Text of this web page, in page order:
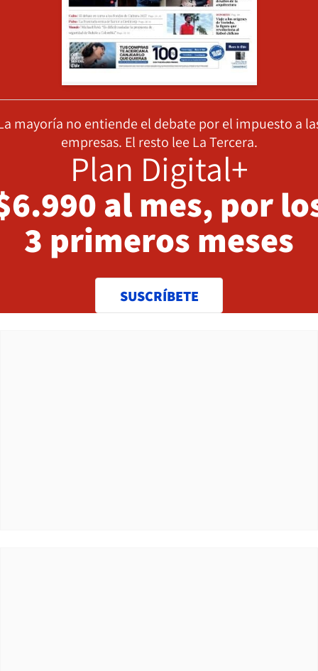
mayoría no entiende el debate por el impuesto a
empresas. El resto lee La Tercera.
Plan Digital+
al mes, por
3 primeros meses
SUSCRÍBETE